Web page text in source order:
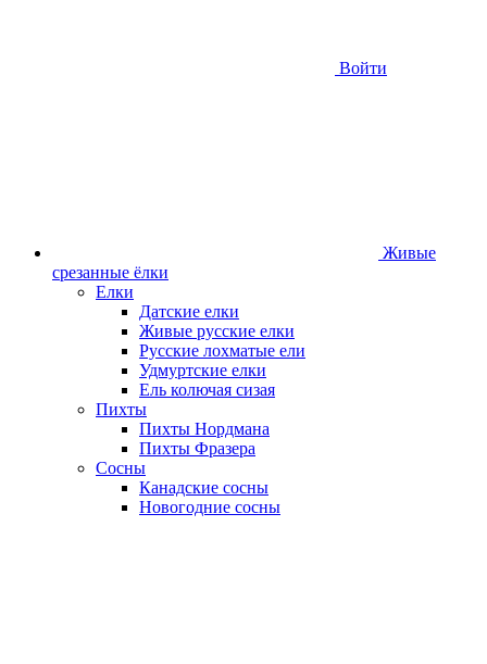
Войти
Живые
срезанные ёлки
Елки
Датские елки
Живые русские елки
Русские лохматые ели
Удмуртские елки
Ель колючая сизая
Пихты
Пихты Нордмана
Пихты Фразера
Сосны
Канадские сосны
Новогодние сосны